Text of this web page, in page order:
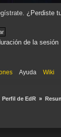
. ¿Perdiste
de la sesión
Ayuda Wiki
Perfil de EdR »